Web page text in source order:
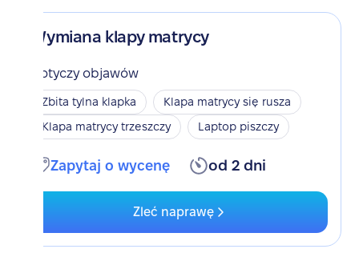
Wymiana klapy matrycy
Dotyczy objawów
Zbita tylna klapka
Klapa matrycy się rusza
Klapa matrycy trzeszczy
Laptop piszczy
Zapytaj o wycenę od 2 dni
Zleć naprawę